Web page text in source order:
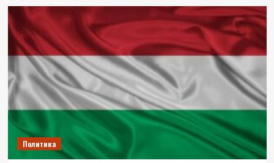
Сколько
прибыли
может
потерять
россия
из-
за
нефтяного
эмбарго
ЕС
Политика